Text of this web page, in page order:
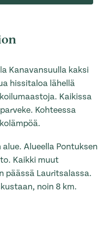
Kanavansuulla kaksi
hissitaloa lähellä
Kaikissa
Kohteessa
Alueella Pontuksen
Kaikki muut
päässä Lauritsalassa.
noin 8 km.